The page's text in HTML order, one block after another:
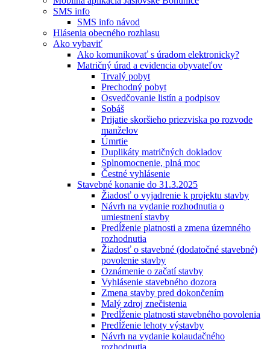
SMS info
SMS info návod
Hlásenia obecného rozhlasu
Ako vybaviť
Ako komunikovať s úradom elektronicky?
Matričný úrad a evidencia obyvateľov
Trvalý pobyt
Prechodný pobyt
Osvedčovanie listín a podpisov
Sobáš
Prijatie skoršieho priezviska po rozvode
manželov
Úmrtie
Duplikáty matričných dokladov
Splnomocnenie, plná moc
Čestné vyhlásenie
Stavebné konanie do 31.3.2025
Žiadosť o vyjadrenie k projektu stavby
Návrh na vydanie rozhodnutia o
umiestnení stavby
Predĺženie platnosti a zmena územného
rozhodnutia
Žiadosť o stavebné (dodatočné stavebné)
povolenie stavby
Oznámenie o začatí stavby
Vyhlásenie stavebného dozora
Zmena stavby pred dokončením
Malý zdroj znečistenia
Predĺženie platnosti stavebného povolenia
Predĺženie lehoty výstavby
Návrh na vydanie kolaudačného
rozhodnutia